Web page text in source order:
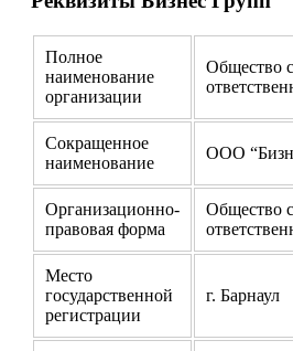
Полное
наименование
организации
Общество
Сокращенное
наименование
ООО
Организационно-
правовая форма
Общество
Место
государственной
регистрации
г. Барнаул